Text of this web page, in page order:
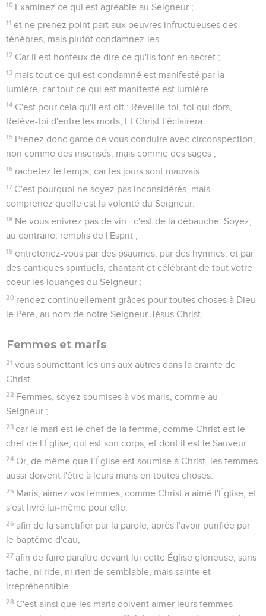
10 Examinez ce qui est agréable au Seigneur ;
11 et ne prenez point part aux oeuvres infructueuses des
ténèbres, mais plutôt condamnez-les.
12 Car il est honteux de dire ce qu'ils font en secret ;
13 mais tout ce qui est condamné est manifesté par la
lumière, car tout ce qui est manifesté est lumière.
14 C'est pour cela qu'il est dit : Réveille-toi, toi qui dors,
Relève-toi d'entre les morts, Et Christ t'éclairera.
15 Prenez donc garde de vous conduire avec circonspection,
non comme des insensés, mais comme des sages ;
16 rachetez le temps, car les jours sont mauvais.
17 C'est pourquoi ne soyez pas inconsidérés, mais
comprenez quelle est la volonté du Seigneur.
18 Ne vous enivrez pas de vin : c'est de la débauche. Soyez,
au contraire, remplis de l'Esprit ;
19 entretenez-vous par des psaumes, par des hymnes, et par
des cantiques spirituels, chantant et célébrant de tout votre
coeur les louanges du Seigneur ;
20 rendez continuellement grâces pour toutes choses à Dieu
le Père, au nom de notre Seigneur Jésus Christ,
Femmes et maris
21 vous soumettant les uns aux autres dans la crainte de
Christ.
22 Femmes, soyez soumises à vos maris, comme au
Seigneur ;
23 car le mari est le chef de la femme, comme Christ est le
chef de l'Église, qui est son corps, et dont il est le Sauveur.
24 Or, de même que l'Église est soumise à Christ, les femmes
aussi doivent l'être à leurs maris en toutes choses.
25 Maris, aimez vos femmes, comme Christ a aimé l'Église, et
s'est livré lui-même pour elle,
26 afin de la sanctifier par la parole, après l'avoir purifiée par
le baptême d'eau,
27 afin de faire paraître devant lui cette Église glorieuse, sans
tache, ni ride, ni rien de semblable, mais sainte et
irrépréhensible.
28 C'est ainsi que les maris doivent aimer leurs femmes